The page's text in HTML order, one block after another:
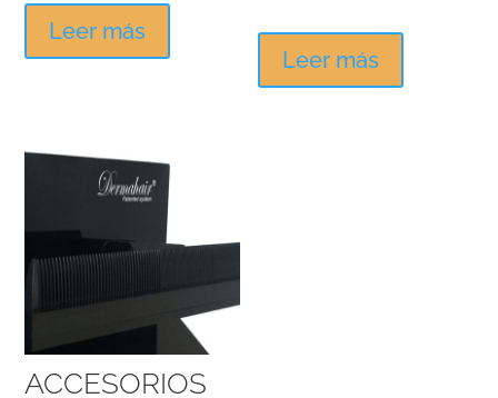
Leer más
Leer más
ACCESORIOS